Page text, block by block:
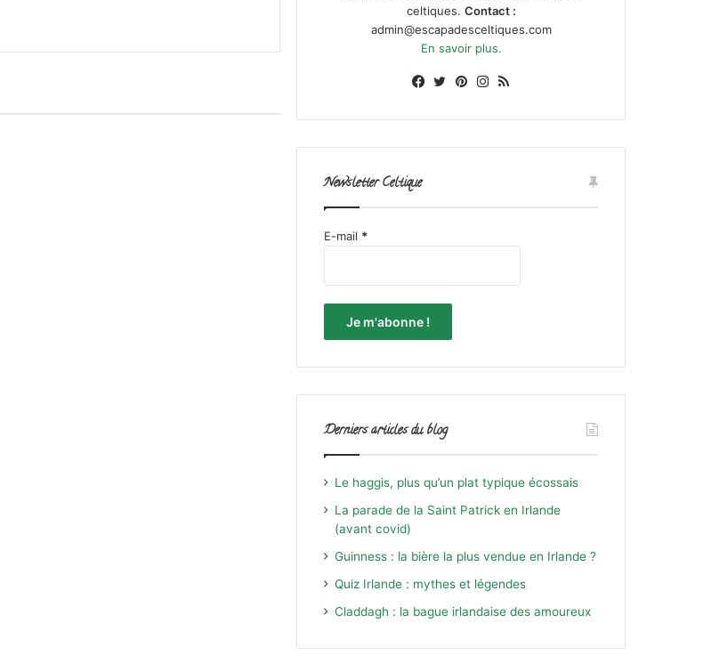
celtiques. Contact :
admin@escapadesceltiques.com
En savoir plus.
Facebook
X PinterestInstagram
Newsletter Celtique
E-mail *
Derniers articles du blog
Le haggis, plus qu’un plat typique écossais
La parade de la Saint Patrick en Irlande
(avant covid)
Guinness : la bière la plus vendue en Irlande ?
Quiz Irlande : mythes et légendes
Claddagh : la bague irlandaise des amoureux